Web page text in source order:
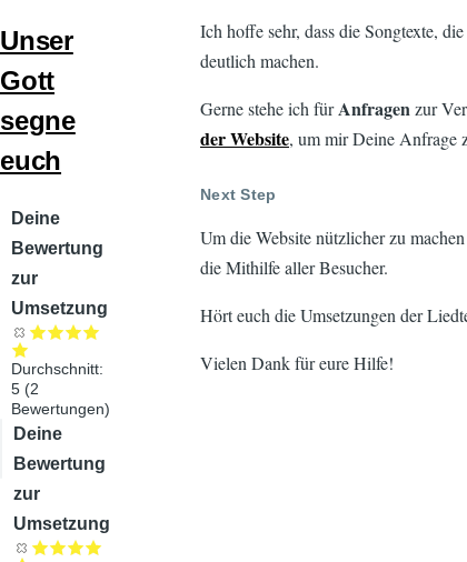
Unser
Gott
segne
euch
Audiodatei
Deine
Bewertung
zur
Umsetzung
Durchschnitt:
5 (2
Bewertungen)
Audiodatei
Deine
Bewertung
zur
Umsetzung
Ich hoffe sehr, dass die Songtexte,
deutlich machen.
Gerne stehe ich fürAnfragenzur
der Website, um mir Deine Anfrage
Next Step
Um die Website nützlicher zu
die Mithilfe aller Besucher.
Hört euch die Umsetzungen der
Vielen Dank für eure Hilfe!